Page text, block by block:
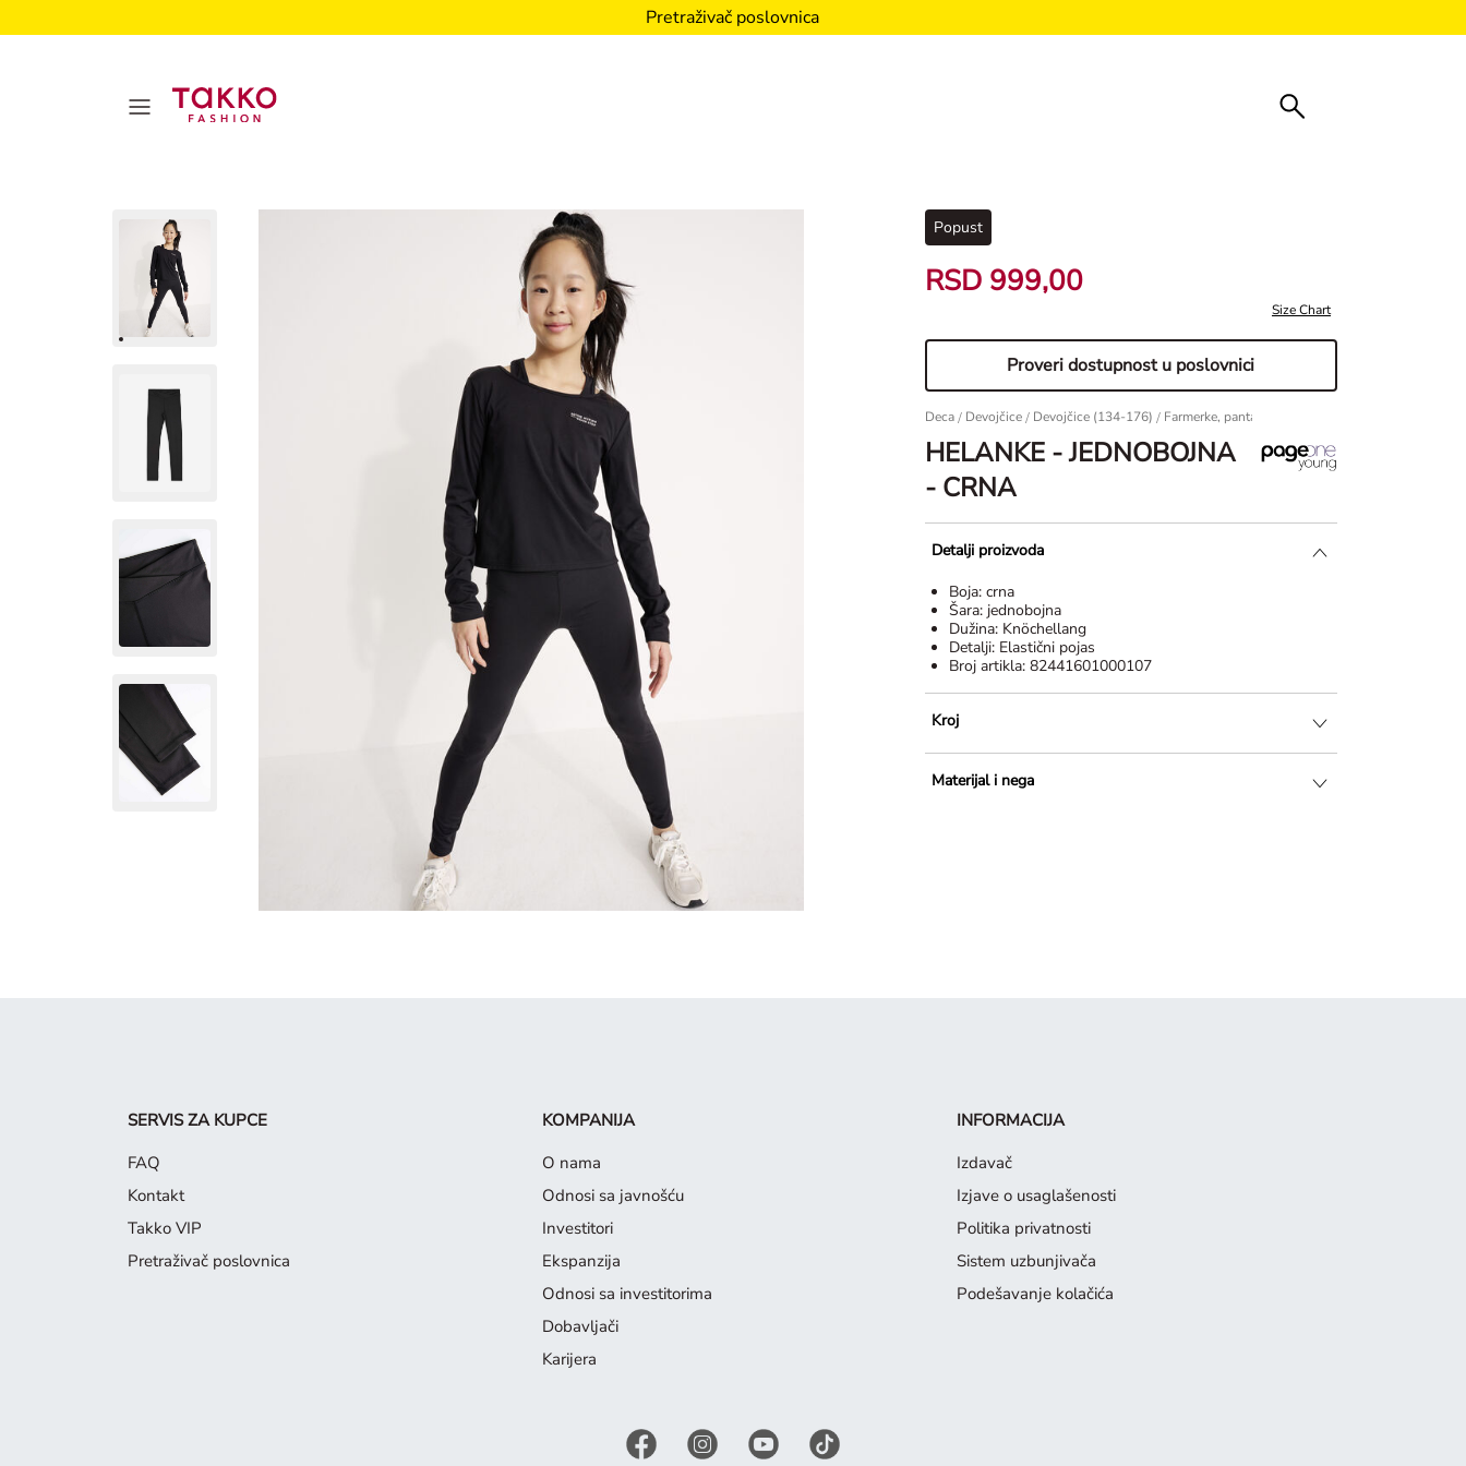
Pretraživač poslovnica
Popust
RSD 999,00
Size Chart
Proveri dostupnost u poslovnici
Deca / Devojčice / Devojčice (134-176) / Farmerke, pantalone & helanke
HELANKE - JEDNOBOJNA
- CRNA
Detalji proizvoda
Boja: crna
Šara: jednobojna
Dužina: Knöchellang
Detalji: Elastični pojas
Broj artikla: 82441601000107
Kroj
Materijal i nega
SERVIS ZA KUPCE
FAQ
Kontakt
Takko VIP
Pretraživač poslovnica
KOMPANIJA
O nama
Odnosi sa javnošću
Investitori
Ekspanzija
Odnosi sa investitorima
Dobavljači
Karijera
INFORMACIJA
Izdavač
Izjave o usaglašenosti
Politika privatnosti
Sistem uzbunjivača
Podešavanje kolačića